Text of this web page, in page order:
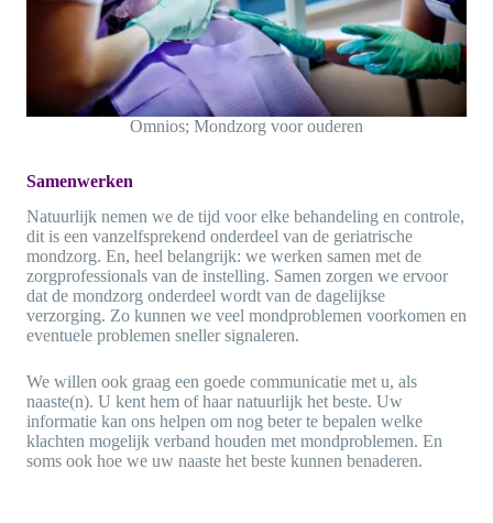
Omnios; Mondzorg voor ouderen
Samenwerken
Natuurlijk nemen we de tijd voor elke behandeling en controle,
dit is een vanzelfsprekend onderdeel van de geriatrische
mondzorg. En, heel belangrijk: we werken samen met de
zorgprofessionals van de instelling. Samen zorgen we ervoor
dat de mondzorg onderdeel wordt van de dagelijkse
verzorging. Zo kunnen we veel mondproblemen voorkomen en
eventuele problemen sneller signaleren.
We willen ook graag een goede communicatie met u, als
naaste(n). U kent hem of haar natuurlijk het beste. Uw
informatie kan ons helpen om nog beter te bepalen welke
klachten mogelijk verband houden met mondproblemen. En
soms ook hoe we uw naaste het beste kunnen benaderen.